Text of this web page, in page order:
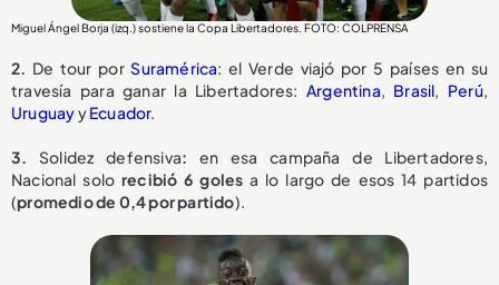
Miguel Ángel Borja (izq.) sostiene la Copa Libertadores. FOTO: COLPRENSA
2. De tour porSuramérica: el Verde viajó por 5 países en su
travesía para ganar la Libertadores: Argentina, Brasil, Perú,
UruguayyEcuador.
3.Solidez defensiva: en esa campaña de Libertadores,
Nacional solorecibió 6 goles a lo largo de esos 14 partidos
(promedio de 0,4 por partido).